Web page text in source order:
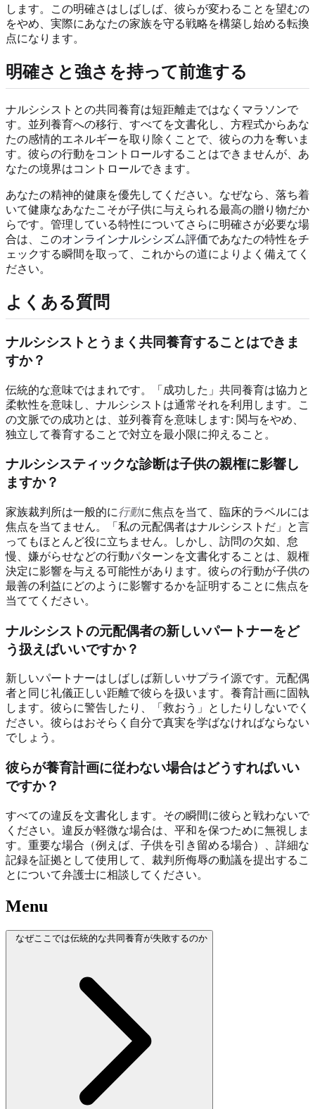
します。この明確さはしばしば、彼らが変わることを望むの
をやめ、実際にあなたの家族を守る戦略を構築し始める転換
点になります。
明確さと強さを持って前進する
ナルシシストとの共同養育は短距離走ではなくマラソンで
す。並列養育への移行、すべてを文書化し、方程式からあな
たの感情的エネルギーを取り除くことで、彼らの力を奪いま
す。彼らの行動をコントロールすることはできませんが、あ
なたの境界はコントロールできます。
あなたの精神的健康を優先してください。なぜなら、落ち着
いて健康なあなたこそが子供に与えられる最高の贈り物だか
らです。管理している特性についてさらに明確さが必要な場
合は、このオンラインナルシシズム評価であなたの特性をチ
ェックする瞬間を取って、これからの道によりよく備えてく
ださい。
よくある質問
ナルシシストとうまく共同養育することはできま
すか？
伝統的な意味ではまれです。「成功した」共同養育は協力と
柔軟性を意味し、ナルシシストは通常それを利用します。こ
の文脈での成功とは、並列養育を意味します: 関与をやめ、
独立して養育することで対立を最小限に抑えること。
ナルシシスティックな診断は子供の親権に影響し
ますか？
家族裁判所は一般的に行動に焦点を当て、臨床的ラベルには
焦点を当てません。「私の元配偶者はナルシシストだ」と言
ってもほとんど役に立ちません。しかし、訪問の欠如、怠
慢、嫌がらせなどの行動パターンを文書化することは、親権
決定に影響を与える可能性があります。彼らの行動が子供の
最善の利益にどのように影響するかを証明することに焦点を
当ててください。
ナルシシストの元配偶者の新しいパートナーをど
う扱えばいいですか？
新しいパートナーはしばしば新しいサプライ源です。元配偶
者と同じ礼儀正しい距離で彼らを扱います。養育計画に固執
します。彼らに警告したり、「救おう」としたりしないでく
ださい。彼らはおそらく自分で真実を学ばなければならない
でしょう。
彼らが養育計画に従わない場合はどうすればいい
ですか？
すべての違反を文書化します。その瞬間に彼らと戦わないで
ください。違反が軽微な場合は、平和を保つために無視しま
す。重要な場合（例えば、子供を引き留める場合）、詳細な
記録を証拠として使用して、裁判所侮辱の動議を提出するこ
とについて弁護士に相談してください。
Menu
なぜここでは伝統的な共同養育が失敗するのか